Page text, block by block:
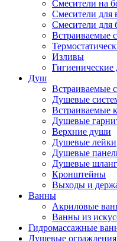
Смесители на
Смесители
Смесители для
Встраиваемые
Изливы
Душ
Встраиваемые
Душевые
Встраиваемые
Душевые
Верхние души
Душевые лейки
Душевые
Душевые
Кронштейны
Выходы и
Ванны
Акриловые
Ванны из
Гидромассажные
Душевые ограждения